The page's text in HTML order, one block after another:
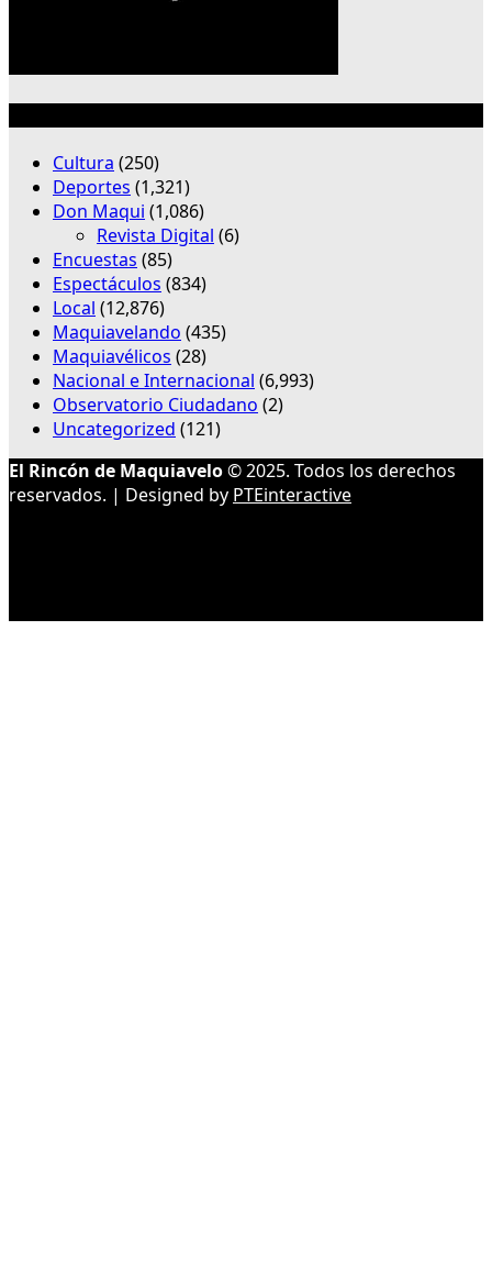
Cultura (250)
Deportes (1,321)
Don Maqui (1,086)
Revista Digital (6)
Encuestas (85)
Espectáculos (834)
Local (12,876)
Maquiavelando (435)
Maquiavélicos (28)
Nacional e Internacional (6,993)
Observatorio Ciudadano (2)
Uncategorized (121)
El Rincón de Maquiavelo© 2025. Todos los derechos
reservados. | Designed by PTEinteractive